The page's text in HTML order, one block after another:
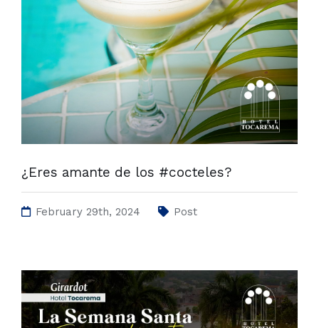
¿Eres amante de los #cocteles?
February 29th, 2024 Post